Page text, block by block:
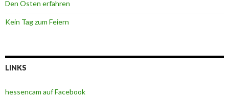
Den Osten erfahren
Kein Tag zum Feiern
LINKS
hessencam auf Facebook